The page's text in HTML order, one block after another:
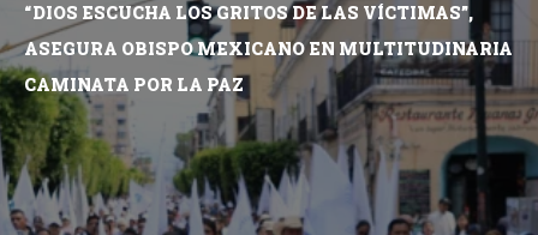
“DIOS ESCUCHA LOS GRITOS DE LAS VÍCTIMAS”,
ASEGURA OBISPO MEXICANO EN MULTITUDINARIA
CAMINATA POR LA PAZ